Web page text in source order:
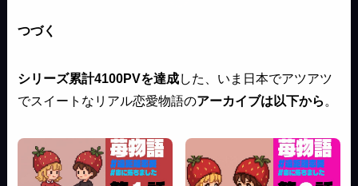
つづく
シリーズ累計4100PVを達成した、いま日本でアツアツ
でスイートなリアル恋愛物語のアーカイブは以下から 。